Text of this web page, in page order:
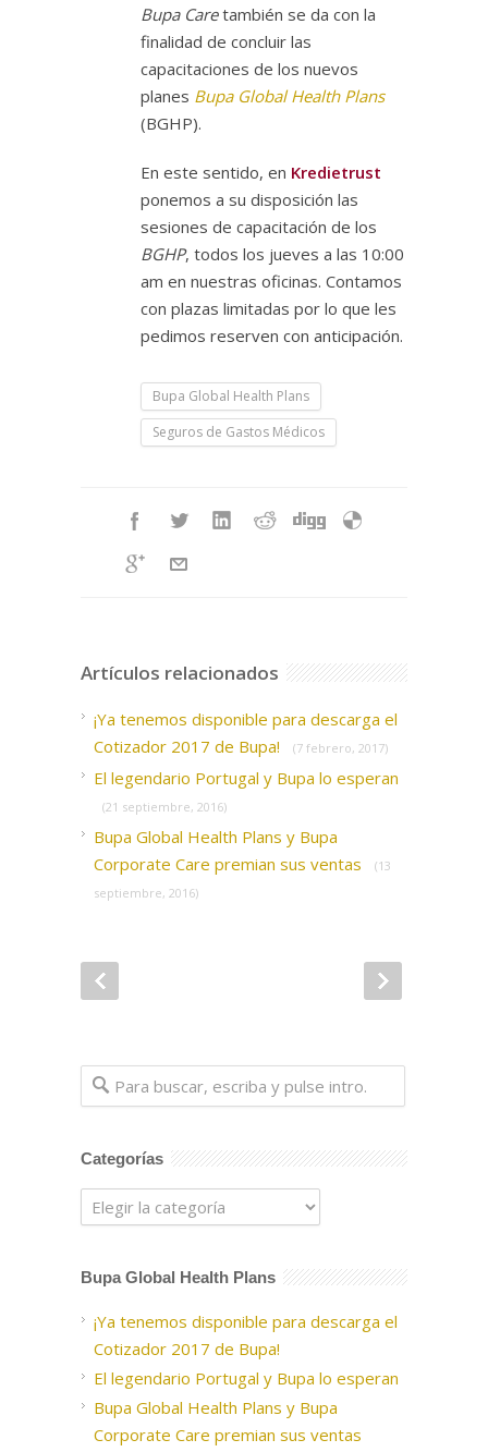
Bupa Caretambién se da con la
finalidad de concluir las
capacitaciones de los nuevos
planes Bupa Global Health Plans
(BGHP).
En este sentido, en Kredietrust
ponemos a su disposición las
sesiones de capacitación de los
BGHP, todos los jueves a las 10:00
am en nuestras oficinas. Contamos
con plazas limitadas por lo que les
pedimos reserven con anticipación.
Bupa Global Health Plans
Seguros de Gastos Médicos
Artículos relacionados
¡Ya tenemos disponible para descarga el
Cotizador 2017 de Bupa!
(7 febrero, 2017)
El legendario Portugal y Bupa lo esperan
(21 septiembre, 2016)
Bupa Global Health Plans y Bupa
Corporate Care premian sus ventas
(13
septiembre, 2016)
Categorías
Categorías
Bupa Global Health Plans
¡Ya tenemos disponible para descarga el
Cotizador 2017 de Bupa!
El legendario Portugal y Bupa lo esperan
Bupa Global Health Plans y Bupa
Corporate Care premian sus ventas